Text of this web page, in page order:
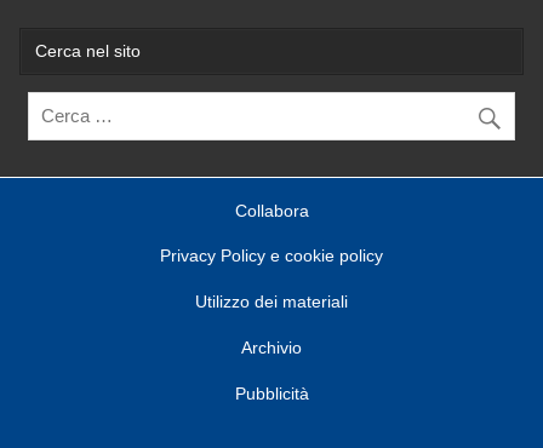
Cerca nel sito
Collabora
Privacy Policy e cookie policy
Utilizzo dei materiali
Archivio
Pubblicità